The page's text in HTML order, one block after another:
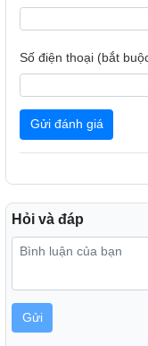
Số điện thoại (bắt
Gửi đánh giá
Hỏi và đáp
Gửi